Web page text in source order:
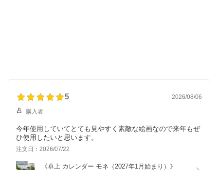
5 2026/08/06
購入者
今年使用していてとても見やすく素敵な絵画なので来年もぜ
ひ使用したいと思います。
注文日：2026/07/22
《卓上 カレンダー モネ（2027年1月始まり）》